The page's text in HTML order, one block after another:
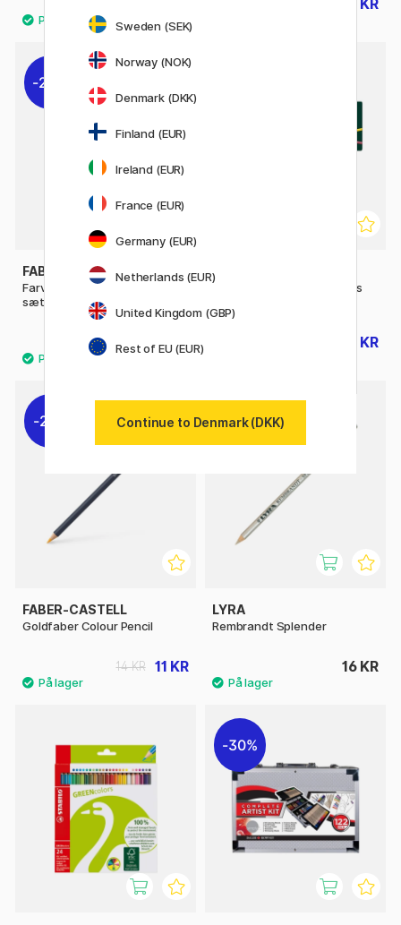
20%
FABER-CASTELL
Farveblyanter Polychromos
sæt 36 stk
487 KR
609 KR
FABER-CASTELL
Farveblyanter Polychromos
881 KR
21%
FABER-CASTELL
Goldfaber Colour Pencil
11 KR
14 KR
LYRA
Rembrandt Splender
16 KR
30%
Sweden (SEK)
Norway (NOK)
Denmark (DKK)
Finland (EUR)
Ireland (EUR)
France (EUR)
Germany (EUR)
Netherlands (EUR)
United Kingdom (GBP)
Rest of EU (EUR)
Continue to Denmark (DKK)